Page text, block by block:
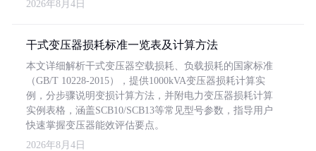
2026年8月4日
干式变压器损耗标准一览表及计算方法
本文详细解析干式变压器空载损耗、负载损耗的国家标准
（GB/T 10228-2015），提供1000kVA变压器损耗计算实
例，分步骤说明变损计算方法，并附电力变压器损耗计算
实例表格，涵盖SCB10/SCB13等常见型号参数，指导用户
快速掌握变压器能效评估要点。
2026年8月4日